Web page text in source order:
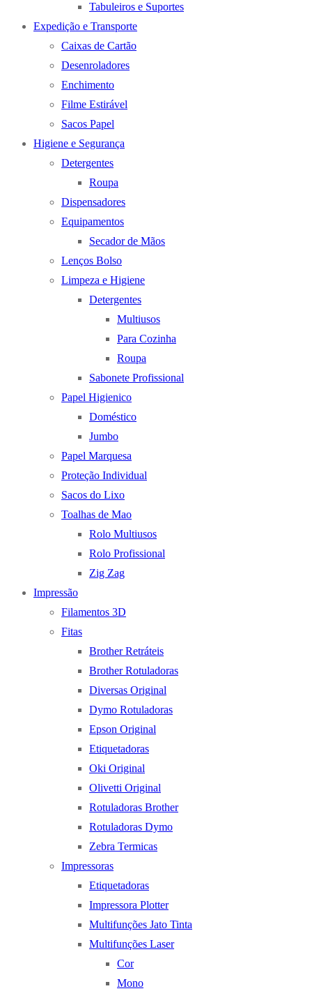
Tabuleiros e Suportes
Expedição e Transporte
Caixas de Cartão
Desenroladores
Enchimento
Filme Estirável
Sacos Papel
Higiene e Segurança
Detergentes
Roupa
Dispensadores
Equipamentos
Secador de Mãos
Lenços Bolso
Limpeza e Higiene
Detergentes
Multiusos
Para Cozinha
Roupa
Sabonete Profissional
Papel Higienico
Doméstico
Jumbo
Papel Marquesa
Proteção Individual
Sacos do Lixo
Toalhas de Mao
Rolo Multiusos
Rolo Profissional
Zig Zag
Impressão
Filamentos 3D
Fitas
Brother Retráteis
Brother Rotuladoras
Diversas Original
Dymo Rotuladoras
Epson Original
Etiquetadoras
Oki Original
Olivetti Original
Rotuladoras Brother
Rotuladoras Dymo
Zebra Termicas
Impressoras
Etiquetadoras
Impressora Plotter
Multifunções Jato Tinta
Multifunções Laser
Cor
Mono